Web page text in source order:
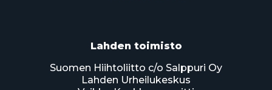
Lahden toimisto
Suomen Hiihtoliitto c/o Salppuri Oy
Lahden Urheilukeskus